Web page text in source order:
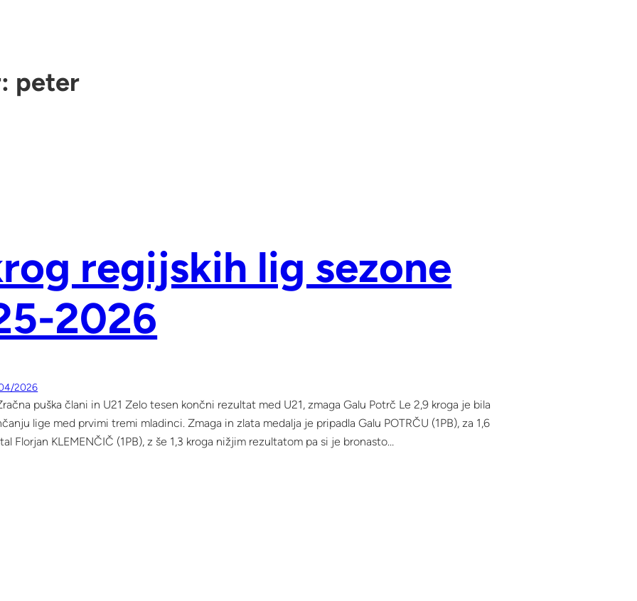
peter
regijskih lig sezone
2026
2026
puška člani in U21 Zelo tesen končni rezultat med U21, zmaga Galu Potrč Le 2,9 kroga je bila
lige med prvimi tremi mladinci. Zmaga in zlata medalja je pripadla Galu POTRČU (1PB), za 1,6
Florjan KLEMENČIČ (1PB), z še 1,3 kroga nižjim rezultatom pa si je bronasto…